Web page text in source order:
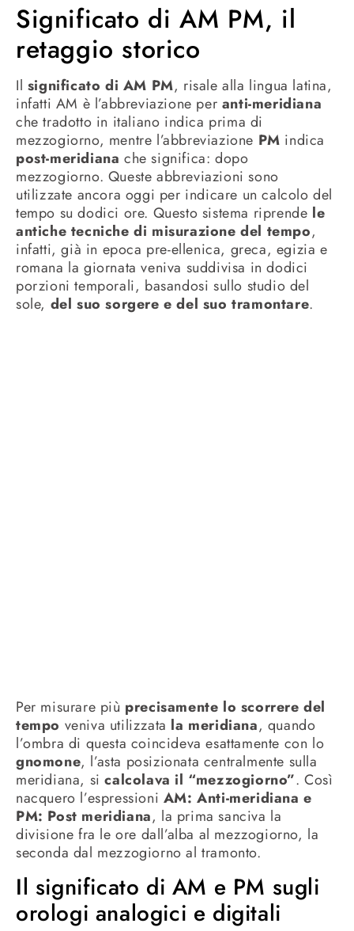
Significato di AM PM, il
retaggio storico
Il significato di AM PM, risale alla lingua latina,
infatti AM è l’abbreviazione per anti-meridiana
che tradotto in italiano indica prima di
mezzogiorno, mentre l’abbreviazione PM indica
post-meridiana che significa: dopo
mezzogiorno. Queste abbreviazioni sono
utilizzate ancora oggi per indicare un calcolo del
tempo su dodici ore. Questo sistema riprende le
antiche tecniche di misurazione del tempo,
infatti, già in epoca pre-ellenica, greca, egizia e
romana la giornata veniva suddivisa in dodici
porzioni temporali, basandosi sullo studio del
sole, del suo sorgere e del suo tramontare.
Per misurare più precisamente lo scorrere del
tempo veniva utilizzata la meridiana, quando
l’ombra di questa coincideva esattamente con lo
gnomone, l’asta posizionata centralmente sulla
meridiana, si calcolava il “mezzogiorno”. Così
nacquero l’espressioni AM: Anti-meridiana e
PM: Post meridiana, la prima sanciva la
divisione fra le ore dall’alba al mezzogiorno, la
seconda dal mezzogiorno al tramonto.
Il significato di AM e PM sugli
orologi analogici e digitali